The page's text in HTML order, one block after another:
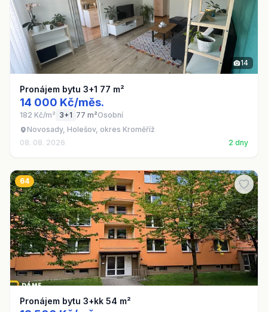
14
Pronájem bytu 3+1 77 m²
14 000 Kč/měs.
182 Kč/m² 3+1 77 m²Osobní
Novosady, Holešov, okres Kroměříž
08. 08. 2026
2 dny
64
Pronájem bytu 3+kk 54 m²